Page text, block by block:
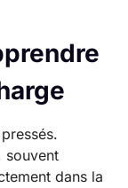
souvent
dans la